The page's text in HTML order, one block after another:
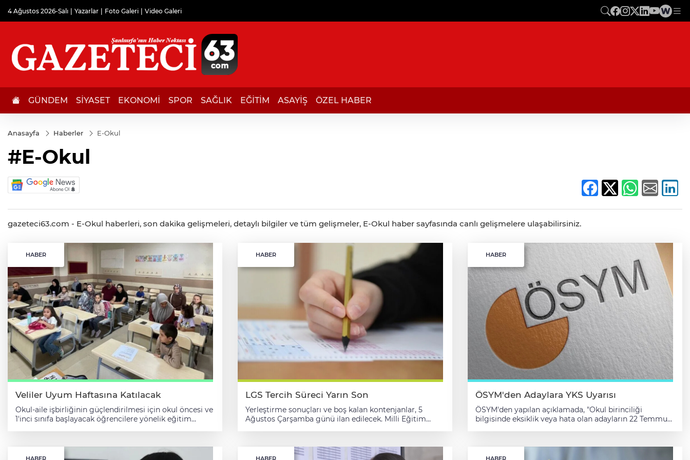
4 Ağustos 2026-Salı Yazarlar Foto Galeri Video Galeri
GÜNDEM SİYASET EKONOMİ SPOR SAĞLIK EĞİTİM ASAYİŞ ÖZEL HABER
Anasayfa Haberler E-Okul
#E-Okul
gazeteci63.com - E-Okul haberleri, son dakika gelişmeleri, detaylı bilgiler ve tüm gelişmeler, E-Okul haber sayfasında canlı gelişmelere ulaşabilirsiniz.
HABER
Veliler Uyum Haftasına Katılacak
Okul-aile işbirliğinin güçlendirilmesi için okul öncesi ve
1'inci sınıfa başlayacak öğrencilere yönelik eğitim
veliler de dahil edilecek. Milli Eğitim Bakanlığınca
(MEB) yapılan düzenlemeyle, okul-aile işbirliğinin
HABER
LGS Tercih Süreci Yarın Son
Yerleştirme sonuçları ve boş kalan kontenjanlar, 5
Ağustos Çarşamba günü ilan edilecek. Milli Eğitim
lise tercihleri yarın saat 17.00'de sona erecek. Adaylar,
"merkezi sınav puanıyla öğrenci alan okullar", "yerel
HABER
ÖSYM'den Adaylara YKS Uyarısı
ÖSYM'den yapılan açıklamada, "Okul birinciliği
bilgisinde eksiklik veya hata olan adayların 22 Temmuz
ifadelerine yer verildi. Ölçme, Seçme ve Yerleştirme
Merkezi (ÖSYM), 2026 eğitim ve öğretim yılında okul